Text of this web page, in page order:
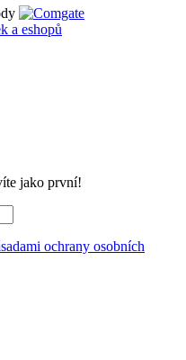
a eshopů
jako první!
ochrany osobních